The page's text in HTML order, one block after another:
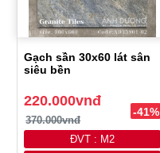
Gạch sần 30x60 lát sân
siêu bền
220.000vnđ
370.000vnđ
-41%
ĐVT : M2